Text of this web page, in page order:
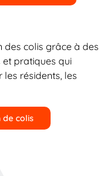
des colis grâce à des
et pratiques qui
résidents, les
de colis